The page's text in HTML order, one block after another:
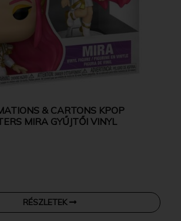
& CARTONS KPOP
MIRA GYŰJTŐI VINYL
RÉSZLETEK